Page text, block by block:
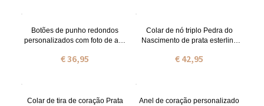
Botões de punho redondos
personalizados com foto de aço
€ 36,95
Colar de nó triplo Pedra do
Nascimento de prata esterlina
€ 42,95
Colar de tira de coração Prata
Anel de coração personalizado